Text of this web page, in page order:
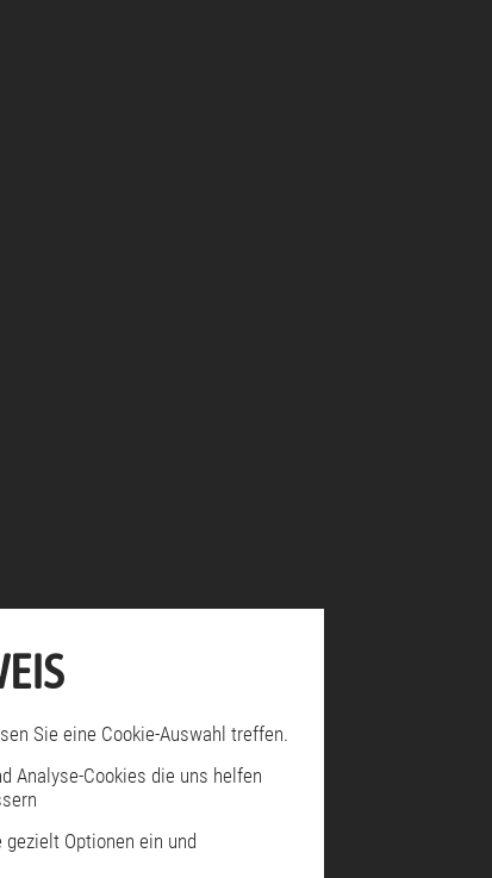
Sie eine Cookie-Auswahl treffen.
Analyse-Cookies die uns helfen
gezielt Optionen ein und